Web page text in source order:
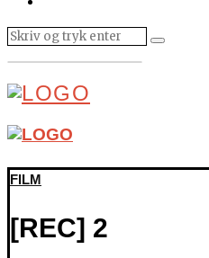
FILM
[REC] 2